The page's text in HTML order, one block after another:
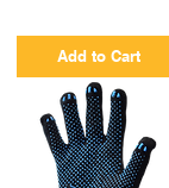
Add to Cart